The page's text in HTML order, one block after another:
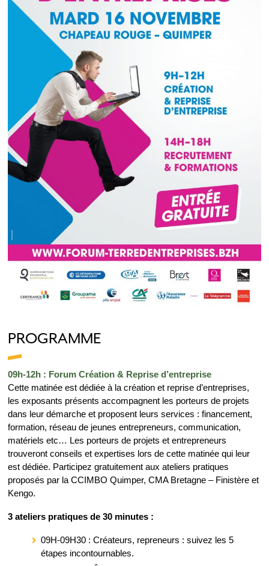
PROGRAMME
09h-12h : Forum Création & Reprise d’entreprise
Cette matinée est dédiée à la création et reprise d’entreprises,
les exposants présents accompagnent les porteurs de projets
dans leur démarche et proposent leurs services : financement,
formation, réseau de jeunes entrepreneurs, communication,
matériels etc… Les porteurs de projets et entrepreneurs
trouveront conseils et expertises lors de cette matinée qui leur
est dédiée. Participez gratuitement aux ateliers pratiques
proposés par la CCIMBO Quimper, CMA Bretagne – Finistère et
Kengo.
3 ateliers pratiques de 30 minutes :
09H-09H30 : Créateurs, repreneurs : suivez les 5
étapes incontournables.